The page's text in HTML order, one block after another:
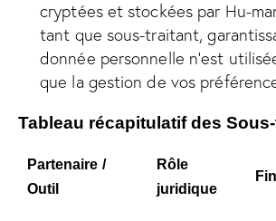
cryptées et stockées par Hu-
tant que sous-traitant,
donnée personnelle n’est
que la gestion de vos
Tableau récapitulatif des
Partenaire /
Outil
Rôle
juridique